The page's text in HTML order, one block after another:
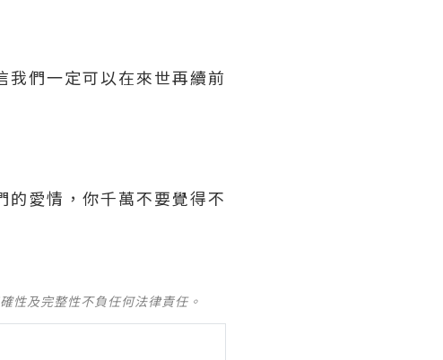
們一定可以在來世再續前
愛情，你千萬不要覺得不
性及完整性不負任何法律責任。